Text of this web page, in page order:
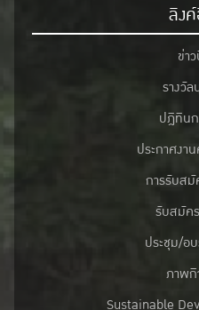
ลิง
ข่า
รางวั
ปฎิทิน
ประกาศงา
การรับส
รับสมัค
ประชุม/อ
ภาพ
Sustainable